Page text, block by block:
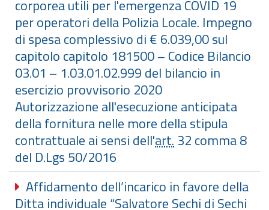
corporea utili per l'emergenza COVID 19
per operatori della Polizia Locale. Impegno
di spesa complessivo di € 6.039,00 sul
capitolo capitolo 181500 – Codice Bilancio
03.01 – 1.03.01.02.999 del bilancio in
esercizio provvisorio 2020
Autorizzazione all'esecuzione anticipata
della fornitura nelle more della stipula
contrattuale ai sensi dell'art. 32 comma 8
del D.Lgs 50/2016
Affidamento dell’incarico in favore della
Ditta individuale “Salvatore Sechi di Sechi